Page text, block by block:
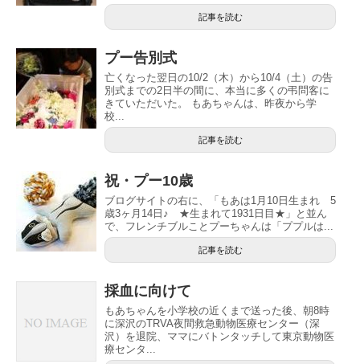
記事を読む
プー告別式
亡くなった翌日の10/2（木）から10/4（土）の告
別式までの2日半の間に、本当に多くの弔問客に
きていただいた。 もあちゃんは、昨夜から学
校...
記事を読む
祝・プー10歳
ブログサイトの右に、「もあは1月10日生まれ 5
歳3ヶ月14日♪ ★生まれて1931日目★」と並ん
で、フレンチブルことプーちゃんは「ププルは...
記事を読む
採血に向けて
もあちゃんを小学校の近くまで送った後、朝8時
に深沢のTRVA夜間救急動物医療センター（深
沢）を退院、ママにバトンタッチして東京動物医
療センタ...